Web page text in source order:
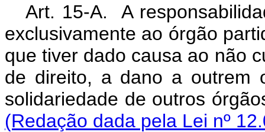
Art. 15-A. A
exclusivamente ao órgão
que tiver dado causa ao não
de direito, a dano a outrem
solidariedade de
(Redação dada pela Lei nº